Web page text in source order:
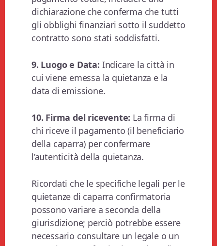
dichiarazione che conferma che tutti
gli obblighi finanziari sotto il suddetto
contratto sono stati soddisfatti.
9. Luogo e Data: Indicare la città in
cui viene emessa la quietanza e la
data di emissione.
10. Firma del ricevente: La firma di
chi riceve il pagamento (il beneficiario
della caparra) per confermare
l’autenticità della quietanza.
Ricordati che le specifiche legali per le
quietanze di caparra confirmatoria
possono variare a seconda della
giurisdizione; perciò potrebbe essere
necessario consultare un legale o un